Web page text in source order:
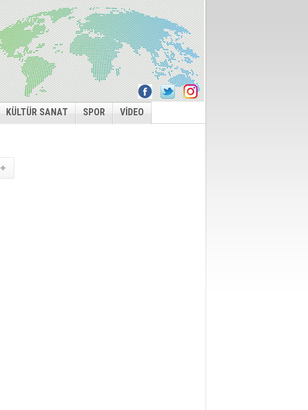
KÜLTÜR SANAT SPOR
VİDEO